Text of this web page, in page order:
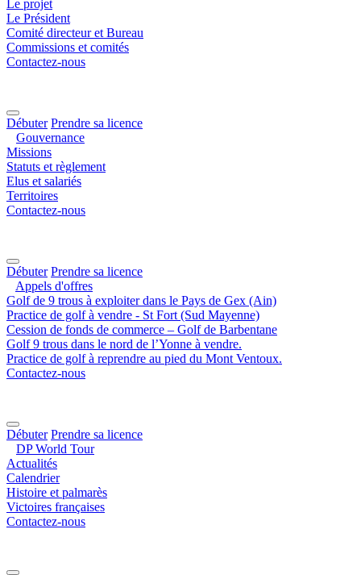
Le projet
Le Président
Comité directeur et Bureau
Commissions et comités
Contactez-nous
Débuter Prendre sa licence
Gouvernance
Missions
Statuts et règlement
Elus et salariés
Territoires
Contactez-nous
Débuter Prendre sa licence
Appels d'offres
Golf de 9 trous à exploiter dans le Pays de Gex (Ain)
Practice de golf à vendre - St Fort (Sud Mayenne)
Cession de fonds de commerce – Golf de Barbentane
Golf 9 trous dans le nord de l’Yonne à vendre.
Practice de golf à reprendre au pied du Mont Ventoux.
Contactez-nous
Débuter Prendre sa licence
DP World Tour
Actualités
Calendrier
Histoire et palmarès
Victoires françaises
Contactez-nous